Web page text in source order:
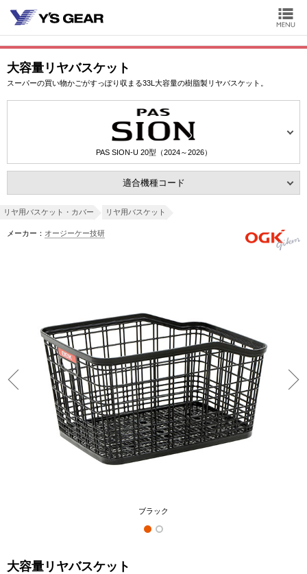
大容量リヤバスケット
スーパーの買い物かごがすっぽり収まる33L大容量の樹脂製リヤバスケット。
PAS SION-U 20型（2024～2026）
適合機種コード
リヤ用バスケット・カバー リヤ用バスケット
メーカー： オージーケー技研
ブラック
大容量リヤバスケット